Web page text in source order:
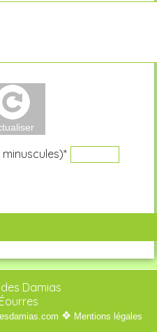
Damias
❖ Mentions légales